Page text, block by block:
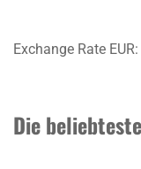
Exchange Rate EUR
Die